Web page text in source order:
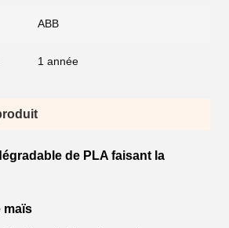
ABB
1 année
de PLA faisant la
maïs